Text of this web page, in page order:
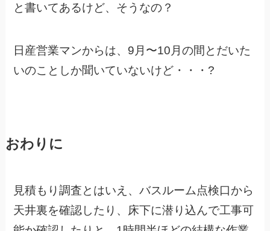
と書いてあるけど、そうなの？
日産営業マンからは、9月〜10月の間とだいた
いのことしか聞いていないけど・・・?
おわりに
見積もり調査とはいえ、バスルーム点検口から
天井裏を確認したり、床下に潜り込んで工事可